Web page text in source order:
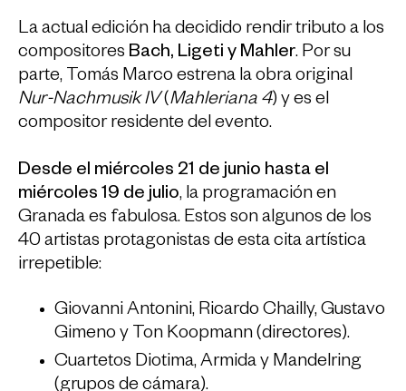
La actual edición ha decidido rendir tributo a los
compositores Bach, Ligeti y Mahler. Por su
parte, Tomás Marco estrena la obra original
Nur-Nachmusik IV(Mahleriana 4) y es el
compositor residente del evento.
Desde el miércoles 21 de junio hasta el
miércoles 19 de julio, la programación en
Granada es fabulosa. Estos son algunos de los
40 artistas protagonistas de esta cita artística
irrepetible:
Giovanni Antonini, Ricardo Chailly, Gustavo
Gimeno y Ton Koopmann (directores).
Cuartetos Diotima, Armida y Mandelring
(grupos de cámara).